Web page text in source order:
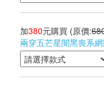
加380元購買 (原價:
兩穿五芒星闇黑喪系